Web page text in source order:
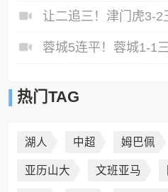
热门TAG
湖人 中超 姆巴佩
亚历山大 文班亚马